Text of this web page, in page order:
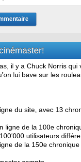
il y a Chuck Norris qui
lui bave sur les
du site, avec 13
ligne de la 100e
utilisateurs
de la 150e chronique